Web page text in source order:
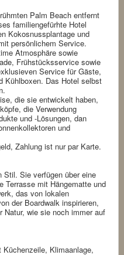
Palm Beach entfernt
familiengefürhte Hotel
Kokosnussplantage und
persönlichem Service.
Atmosphäre sowie
Frühstücksservice sowie
Service für Gäste,
Kühlboxen. Das Hotel selbst
die sie entwickelt haben,
die Verwendung
und -Lösungen, dan
und
Zahlung ist nur par Karte.
Stil. Sie verfügen über eine
Terrasse mit Hängematte und
das von lokalen
der Boardwalk inspirieren,
Natur, wie sie noch immer auf
Klimaanlage,